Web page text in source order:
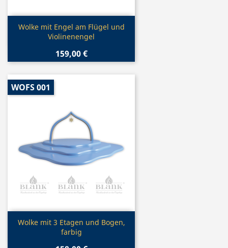
Vorschau
Wolke mit Engel am Flügel und
Violinenengel
159,00 €
 Vorschau
Wolke mit 3 Etagen und Bogen,
farbig
WOFS 001